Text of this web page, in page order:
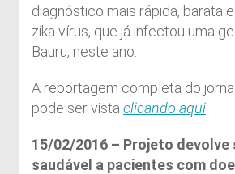
diagnóstico mais rápida, barata
zika vírus, que já infectou uma
Bauru, neste ano.
A reportagem completa do
pode ser vista clicando aqui
15/02/2016 – Projeto devolve
saudável a pacientes com